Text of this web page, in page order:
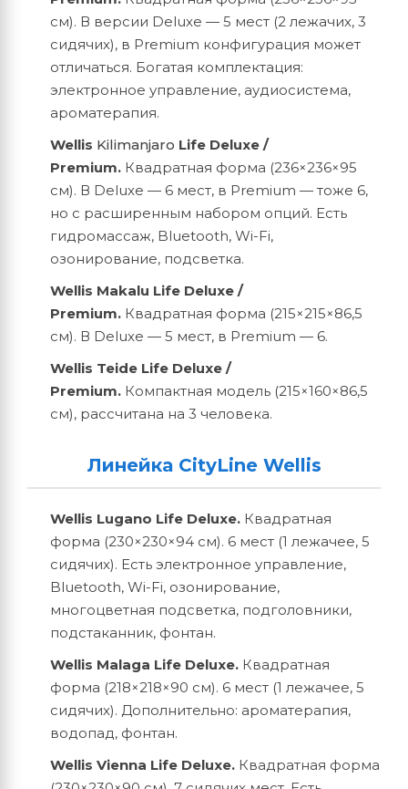
см). В версии Deluxe — 5 мест (2 лежачих, 3
сидячих), в Premium конфигурация может
отличаться. Богатая комплектация:
электронное управление, аудиосистема,
ароматерапия.
Wellis Kilimanjaro Life Deluxe /
Premium. Квадратная форма (236×236×95
см). В Deluxe — 6 мест, в Premium — тоже 6,
но с расширенным набором опций. Есть
гидромассаж, Bluetooth, Wi-Fi,
озонирование, подсветка.
Wellis Makalu Life Deluxe /
Premium. Квадратная форма (215×215×86,5
см). В Deluxe — 5 мест, в Premium — 6.
Wellis Teide Life Deluxe /
Premium. Компактная модель (215×160×86,5
см), рассчитана на 3 человека.
Линейка CityLine Wellis
Wellis Lugano Life Deluxe. Квадратная
форма (230×230×94 см). 6 мест (1 лежачее, 5
сидячих). Есть электронное управление,
Bluetooth, Wi-Fi, озонирование,
многоцветная подсветка, подголовники,
подстаканник, фонтан.
Wellis Malaga Life Deluxe. Квадратная
форма (218×218×90 см). 6 мест (1 лежачее, 5
сидячих). Дополнительно: ароматерапия,
водопад, фонтан.
Wellis Vienna Life Deluxe. Квадратная форма